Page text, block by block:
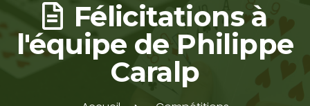
Félicitations à
l'équipe de Philippe
Caralp